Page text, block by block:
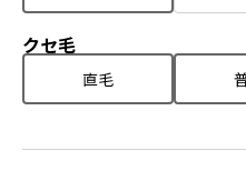
クセ毛
直毛